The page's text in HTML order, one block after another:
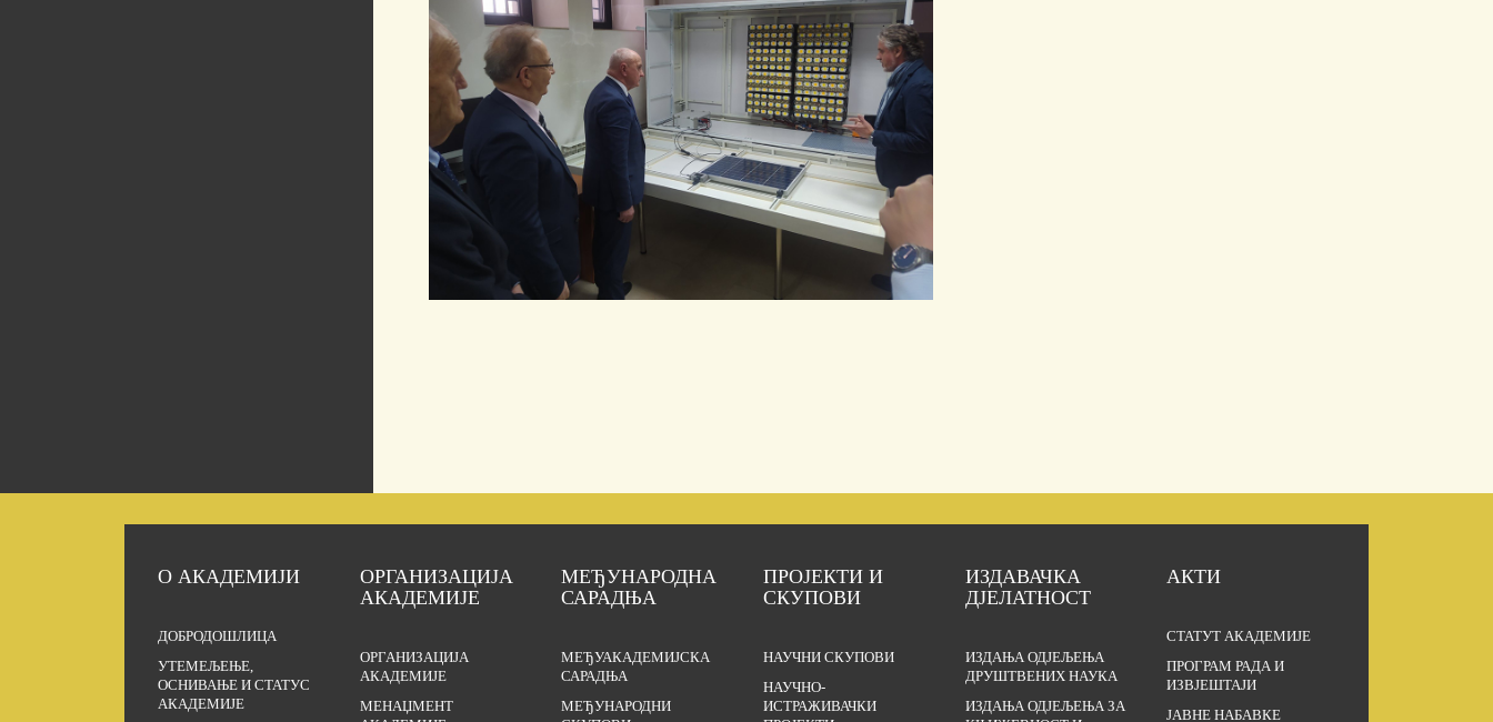
О АКАДЕМИЈИ
ДОБРОДОШЛИЦА
УТЕМЕЉЕЊЕ,
ОСНИВАЊЕ И СТАТУС
АКАДЕМИЈЕ
ОРГАНИЗАЦИЈА
АКАДЕМИЈЕ
ОРГАНИЗАЦИЈА
АКАДЕМИЈЕ
МЕНАЏМЕНТ
МЕЂУНАРОДНА
САРАДЊА
МЕЂУАКАДЕМИЈСКА
САРАДЊА
МЕЂУНАРОДНИ
ПРОЈЕКТИ И
СКУПОВИ
НАУЧНИ СКУПОВИ
НАУЧНО-
ИСТРАЖИВАЧКИ
ИЗДАВАЧКА
ДЈЕЛАТНОСТ
ИЗДАЊА ОДЈЕЉЕЊА
ДРУШТВЕНИХ НАУКА
ИЗДАЊА ОДЈЕЉЕЊА ЗА
АКТИ
СТАТУТ АКАДЕМИЈЕ
ПРОГРАМ РАДА И
ИЗВЈЕШТАЈИ
ЈАВНЕ НАБАВКЕ